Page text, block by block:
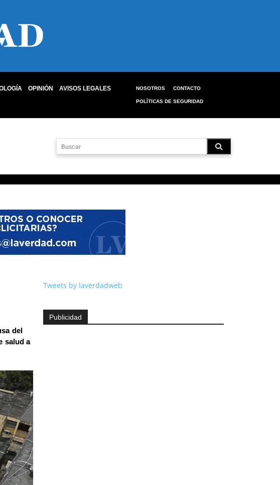
OPINIÓN
AVISOS LEGALES
NOSOTROS CONTACTO
POLÍTICAS DE SEGURIDAD
del
salud a
Tweets by laverdadweb
Publicidad